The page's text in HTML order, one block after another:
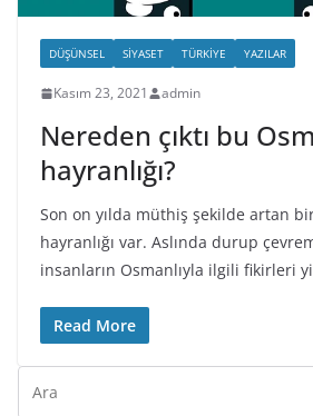
DÜŞÜNSEL SIYASET TÜRKIYE YAZILAR
Kasım 23, 2021 admin
Nereden çıktı bu
hayranlığı?
Son on yılda müthiş şekilde artan
hayranlığı var. Aslında durup
insanların Osmanlıyla ilgili fikirleri
Read More